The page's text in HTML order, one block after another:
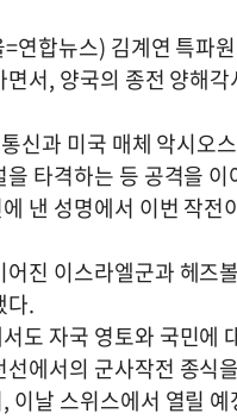
연합뉴스) 김계연 특파
서, 양국의 종전 양해
신과 미국 매체 악시오
타격하는 등 공격을 이
낸 성명에서 이번 작
진 이스라엘군과 헤즈
다.
도 자국 영토와 국민에
에서의 군사작전 종식
이날 스위스에서 열릴